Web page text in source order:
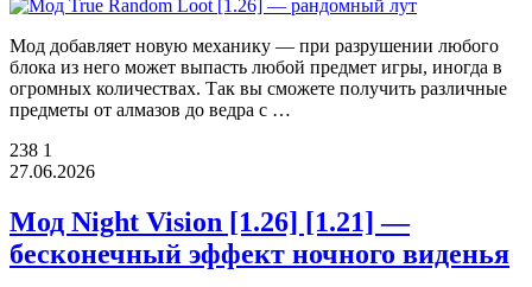
Мод добавляет новую механику — при разрушении любого
блока из него может выпасть любой предмет игры, иногда в
огромных количествах. Так вы сможете получить различные
предметы от алмазов до ведра с …
238 1
27.06.2026
Мод Night Vision [1.26] [1.21] —
бесконечный эффект ночного виденья